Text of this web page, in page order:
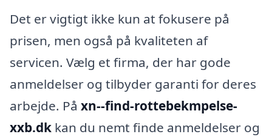
Det er vigtigt ikke kun at fokusere på
prisen, men også på kvaliteten af
servicen. Vælg et firma, der har gode
anmeldelser og tilbyder garanti for deres
arbejde. På xn--find-rottebekmpelse-
xxb.dk kan du nemt finde anmeldelser og